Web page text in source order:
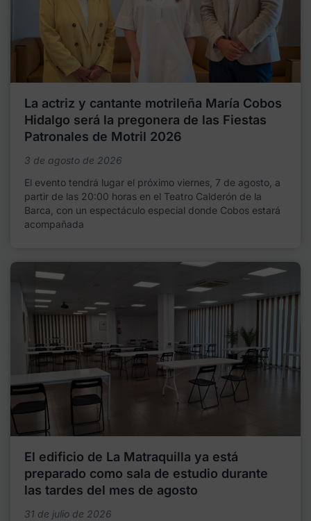
La actriz y cantante motrileña María Cobos
Hidalgo será la pregonera de las Fiestas
Patronales de Motril 2026
3 de agosto de 2026
El evento tendrá lugar el próximo viernes, 7 de agosto, a
partir de las 20:00 horas en el Teatro Calderón de la
Barca, con un espectáculo especial donde Cobos estará
acompañada
El edificio de La Matraquilla ya está
preparado como sala de estudio durante
las tardes del mes de agosto
31 de julio de 2026